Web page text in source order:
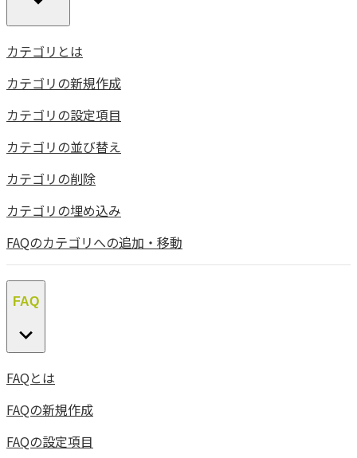
カテゴリとは
カテゴリの新規作成
カテゴリの設定項目
カテゴリの並び替え
カテゴリの削除
カテゴリの埋め込み
FAQのカテゴリへの追加・移動
FAQ
FAQとは
FAQの新規作成
FAQの設定項目